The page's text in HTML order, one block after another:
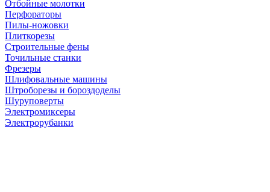
Отбойные молотки
Перфораторы
Пилы-ножовки
Плиткорезы
Строительные фены
Точильные станки
Фрезеры
Шлифовальные машины
Штроборезы и бороздоделы
Шуруповерты
Электромиксеры
Электрорубанки